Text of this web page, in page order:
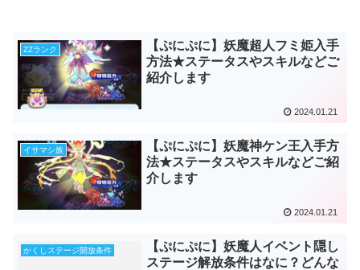
ZZランク
【ぷにぷに】妖魔超人フミ姫入手
方法★ステータスやスキルなどご
紹介します
2024.01.21
イサマシ族
【ぷにぷに】妖魔神ケン王入手方
法★ステータスやスキルなどご紹
介します
2024.01.21
かくしステージ開放条件
【ぷにぷに】妖魔人イベント隠し
ステージ解放条件はなに？どんな